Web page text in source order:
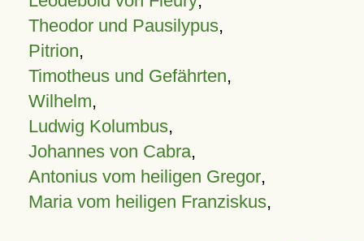
Theodor und Pausilypus,
Pitrion,
Timotheus und Gefährten,
Wilhelm,
Ludwig Kolumbus,
Johannes von Cabra,
Antonius vom heiligen Gregor,
Maria vom heiligen Franziskus,